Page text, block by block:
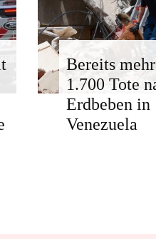
Bereits
1.700 Tote
Erdbeben in
Venezuela